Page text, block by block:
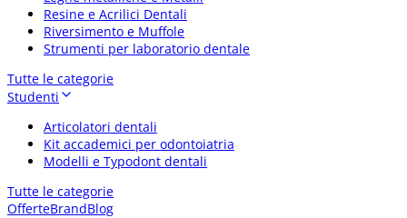
Resine e Acrilici Dentali
Riversimento e Muffole
Strumenti per laboratorio dentale
Tutte le categorie
Studenti
Articolatori dentali
Kit accademici per odontoiatria
Modelli e Typodont dentali
Tutte le categorie
OfferteBrandBlog